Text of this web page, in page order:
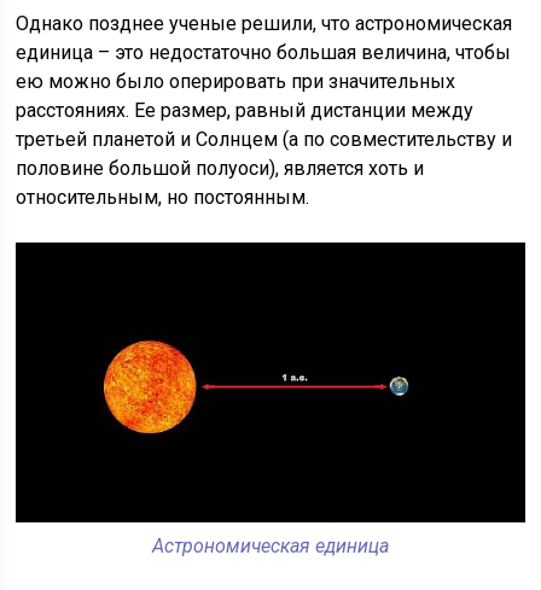
Однако позднее ученые решили, что астрономическая
единица – это недостаточно большая величина, чтобы
ею можно было оперировать при значительных
расстояниях. Ее размер, равный дистанции между
третьей планетой и Солнцем (а по совместительству и
половине большой полуоси), является хоть и
относительным, но постоянным.
Астрономическая единица